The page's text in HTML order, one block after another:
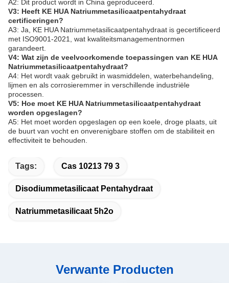
A2: Dit product wordt in China geproduceerd.
V3: Heeft KE HUA Natriummetasilicaatpentahydraat
certificeringen?
A3: Ja, KE HUA Natriummetasilicaatpentahydraat is gecertificeerd
met ISO9001-2021, wat kwaliteitsmanagementnormen
garandeert.
V4: Wat zijn de veelvoorkomende toepassingen van KE HUA
Natriummetasilicaatpentahydraat?
A4: Het wordt vaak gebruikt in wasmiddelen, waterbehandeling,
lijmen en als corrosieremmer in verschillende industriële
processen.
V5: Hoe moet KE HUA Natriummetasilicaatpentahydraat
worden opgeslagen?
A5: Het moet worden opgeslagen op een koele, droge plaats, uit
de buurt van vocht en onverenigbare stoffen om de stabiliteit en
effectiviteit te behouden.
Tags: Cas 10213 79 3
Disodiummetasilicaat Pentahydraat
Natriummetasilicaat 5h2o
Verwante Producten